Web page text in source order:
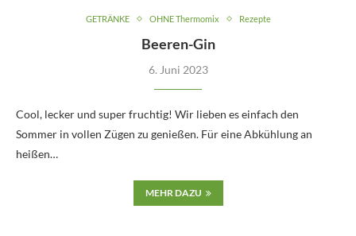
GETRÄNKE OHNE Thermomix Rezepte
Beeren-Gin
6. Juni 2023
Cool, lecker und super fruchtig! Wir lieben es einfach den
Sommer in vollen Zügen zu genießen. Für eine Abkühlung an
heißen…
MEHR DAZU